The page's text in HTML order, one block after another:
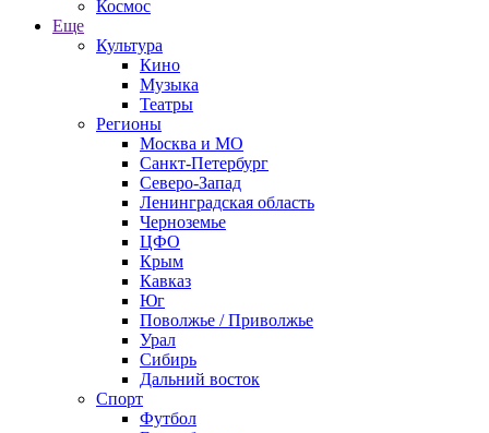
Космос
Еще
Культура
Кино
Музыка
Театры
Регионы
Москва и МО
Санкт-Петербург
Северо-Запад
Ленинградская область
Черноземье
ЦФО
Крым
Кавказ
Юг
Поволжье / Приволжье
Урал
Сибирь
Дальний восток
Спорт
Футбол